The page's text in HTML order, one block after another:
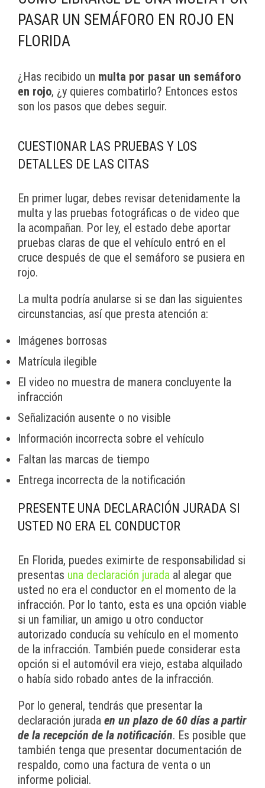
PASAR UN SEMÁFORO EN ROJO EN
FLORIDA
¿Has recibido un multa por pasar un semáforo
en rojo, ¿y quieres combatirlo? Entonces estos
son los pasos que debes seguir.
CUESTIONAR LAS PRUEBAS Y LOS
DETALLES DE LAS CITAS
En primer lugar, debes revisar detenidamente la
multa y las pruebas fotográficas o de video que
la acompañan. Por ley, el estado debe aportar
pruebas claras de que el vehículo entró en el
cruce después de que el semáforo se pusiera en
rojo.
La multa podría anularse si se dan las siguientes
circunstancias, así que presta atención a:
Imágenes borrosas
Matrícula ilegible
El video no muestra de manera concluyente la
infracción
Señalización ausente o no visible
Información incorrecta sobre el vehículo
Faltan las marcas de tiempo
Entrega incorrecta de la notificación
PRESENTE UNA DECLARACIÓN JURADA SI
USTED NO ERA EL CONDUCTOR
En Florida, puedes eximirte de responsabilidad si
presentas una declaración jurada al alegar que
usted no era el conductor en el momento de la
infracción. Por lo tanto, esta es una opción viable
si un familiar, un amigo u otro conductor
autorizado conducía su vehículo en el momento
de la infracción. También puede considerar esta
opción si el automóvil era viejo, estaba alquilado
o había sido robado antes de la infracción.
Por lo general, tendrás que presentar la
declaración jurada en un plazo de 60 días a partir
de la recepción de la notificación. Es posible que
también tenga que presentar documentación de
respaldo, como una factura de venta o un
informe policial.